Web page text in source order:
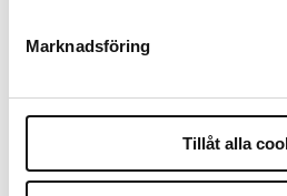
Marknadsföring
Tillåt alla
Replik:Det är inte
bakbinder polisen
7 juli 2026